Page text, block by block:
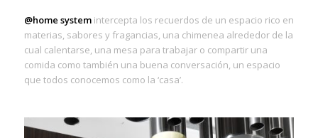
@home systemintercepta los recuerdos de un espacio rico en
materias, sabores y fragancias, una chimenea alrededor de la
cual calentarse, una mesa para trabajar o compartir una
comida como también una buena conversación, un espacio
que todos conocemos como la ‘casa’.